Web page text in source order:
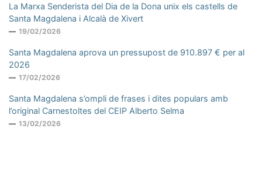
La Marxa Senderista del Dia de la Dona unix els castells de
Santa Magdalena i Alcalà de Xivert
19/02/2026
Santa Magdalena aprova un pressupost de 910.897 € per al
2026
17/02/2026
Santa Magdalena s’ompli de frases i dites populars amb
l’original Carnestoltes del CEIP Alberto Selma
13/02/2026